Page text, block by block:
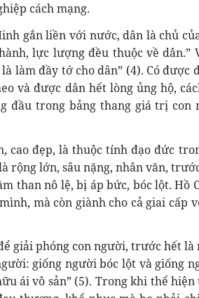
cách mạng.
gắn liền với nước, dân là chủ
lực lượng đều thuộc về
làm đầy tớ cho dân” (4). Có
và được dân hết lòng ủng hộ,
đầu trong bảng thang giá trị con
cao đẹp, là thuộc tính đạo đức
rộng lớn, sâu nặng, nhân văn,
than nô lệ, bị áp bức, bóc lột. Hồ
mà còn giành cho cả giai cấp
giải phóng con người, trước hết là
giống người bóc lột và giống
ái vô sản” (5). Trong khi thể